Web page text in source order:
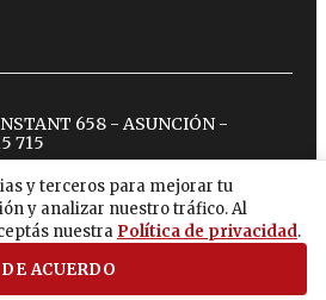
y terceros para mejorar tu
y analizar nuestro tráfico. Al
nuestra Política de privacidad.
DE ACUERDO
658 - ASUNCIÓN -
715
tiktokyoutubespotify